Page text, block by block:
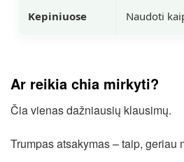
Kepiniuose Naudoti
Ar reikia chia mirkyti?
Čia vienas dažniausių klausimų.
Trumpas atsakymas – taip, geriau